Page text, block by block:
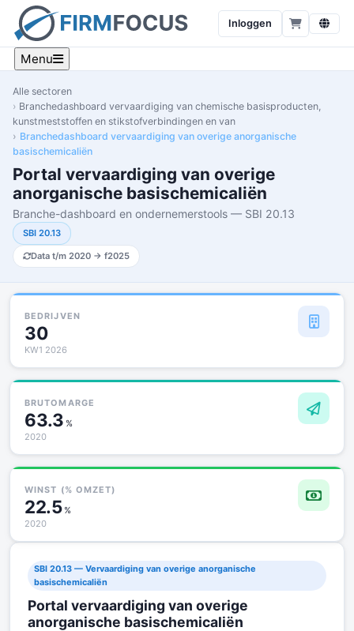
Inloggen
Menu
Alle sectoren
Branchedashboard vervaardiging van chemische basisproducten,
kunstmeststoffen en stikstofverbindingen en van
Branchedashboard vervaardiging van overige anorganische
basischemicaliën
Portal vervaardiging van overige
anorganische basischemicaliën
Branche-dashboard en ondernemerstools — SBI 20.13
SBI 20.13
Data t/m 2020 → f2025
BEDRIJVEN
30
KW1 2026
BRUTOMARGE
63.3 %
2020
WINST (% OMZET)
22.5%
2020
SBI 20.13 — Vervaardiging van overige anorganische
basischemicaliën
Portal vervaardiging van overige
anorganische basischemicaliën